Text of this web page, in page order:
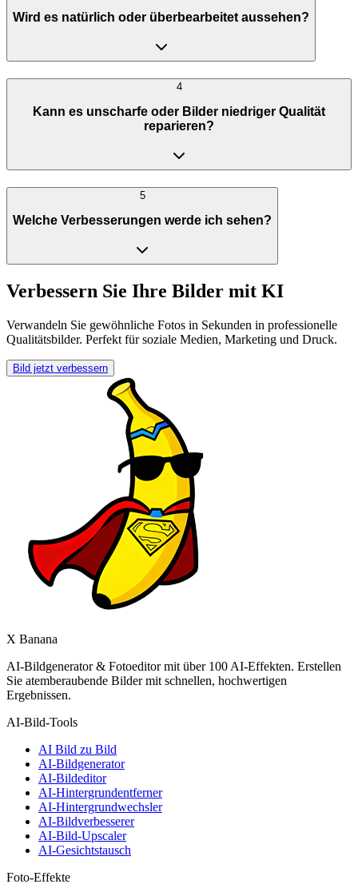
Wird es natürlich oder überbearbeitet aussehen?
4
Kann es unscharfe oder Bilder niedriger Qualität
reparieren?
5
Welche Verbesserungen werde ich sehen?
Verbessern Sie Ihre Bilder mit KI
Verwandeln Sie gewöhnliche Fotos in Sekunden in professionelle
Qualitätsbilder. Perfekt für soziale Medien, Marketing und Druck.
Bild jetzt verbessern
X Banana
AI-Bildgenerator & Fotoeditor mit über 100 AI-Effekten. Erstellen
Sie atemberaubende Bilder mit schnellen, hochwertigen
Ergebnissen.
AI-Bild-Tools
AI Bild zu Bild
AI-Bildgenerator
AI-Bildeditor
AI-Hintergrundentferner
AI-Hintergrundwechsler
AI-Bildverbesserer
AI-Bild-Upscaler
AI-Gesichtstausch
Foto-Effekte